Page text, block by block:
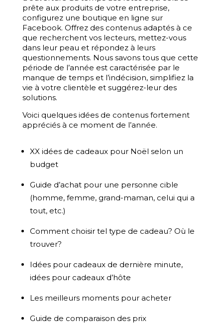
prête aux produits de votre entreprise,
configurez une boutique en ligne sur
Facebook. Offrez des contenus adaptés à ce
que recherchent vos lecteurs, mettez-vous
dans leur peau et répondez à leurs
questionnements. Nous savons tous que cette
période de l’année est caractérisée par le
manque de temps et l’indécision, simplifiez la
vie à votre clientèle et suggérez-leur des
solutions.
Voici quelques idées de contenus fortement
appréciés à ce moment de l’année.
XX idées de cadeaux pour Noël selon un
budget
Guide d’achat pour une personne cible
(homme, femme, grand-maman, celui qui a
tout, etc.)
Comment choisir tel type de cadeau? Où le
trouver?
Idées pour cadeaux de dernière minute,
idées pour cadeaux d’hôte
Les meilleurs moments pour acheter
Guide de comparaison des prix